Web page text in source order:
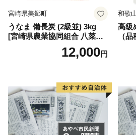
近現代になると大阪や神戸などの
富な用水があること、埋め立てし
が企業の立地条件となって、機械
なりました。
昭和29年には高砂町・荒井村・
て高砂市が誕生し、その後昭和31
町を合併、翌年北浜村を併せ現在
の発展を目指しています。
宮崎県美郷町
うなま 備長炭 (2級並) 3kg
[宮崎県農業協同組合 八菜館
ひゅうが店 宮崎県 美郷町 31
ap0012] BBQ 七輪 焼肉 高火
ュー 宮崎県 産 送料無料
12,000円
和歌
高級
（